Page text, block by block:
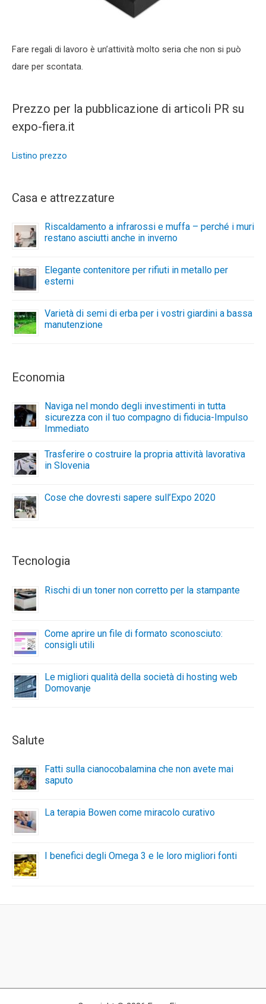
Fare regali di lavoro è un’attività molto seria che non si può
dare per scontata.
Prezzo per la pubblicazione di articoli PR su
expo-fiera.it
Listino prezzo
Casa e attrezzature
Riscaldamento a infrarossi e muffa – perché i muri
restano asciutti anche in inverno
Elegante contenitore per rifiuti in metallo per
esterni
Varietà di semi di erba per i vostri giardini a bassa
manutenzione
Economia
Naviga nel mondo degli investimenti in tutta
sicurezza con il tuo compagno di fiducia-Impulso
Immediato
Trasferire o costruire la propria attività lavorativa
in Slovenia
Cose che dovresti sapere sull’Expo 2020
Tecnologia
Rischi di un toner non corretto per la stampante
Come aprire un file di formato sconosciuto:
consigli utili
Le migliori qualità della società di hosting web
Domovanje
Salute
Fatti sulla cianocobalamina che non avete mai
saputo
La terapia Bowen come miracolo curativo
I benefici degli Omega 3 e le loro migliori fonti